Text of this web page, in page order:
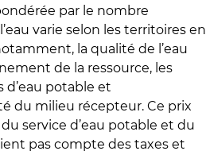
par le nombre
varie selon les territoires en
la qualité de l’eau
de la ressource, les
potable et
du milieu récepteur. Ce prix
service d’eau potable et du
pas compte des taxes et